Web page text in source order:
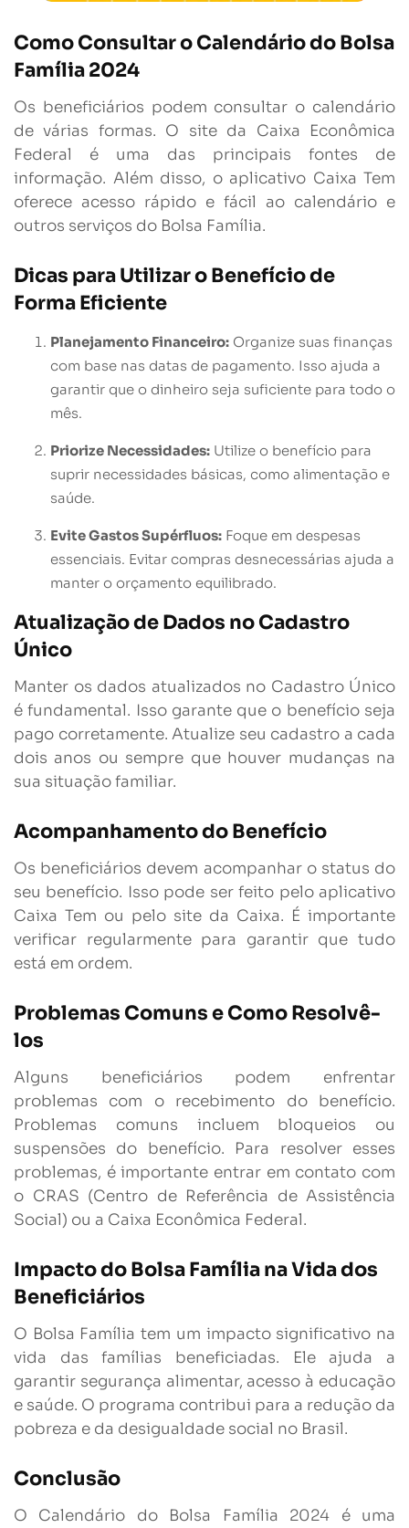
Como Consultar o Calendário do Bolsa
Família 2024
Os beneficiários podem consultar o calendário
de várias formas. O site da Caixa Econômica
Federal é uma das principais fontes de
informação. Além disso, o aplicativo Caixa Tem
oferece acesso rápido e fácil ao calendário e
outros serviços do Bolsa Família.
Dicas para Utilizar o Benefício de
Forma Eficiente
Planejamento Financeiro: Organize suas finanças
com base nas datas de pagamento. Isso ajuda a
garantir que o dinheiro seja suficiente para todo o
mês.
Priorize Necessidades: Utilize o benefício para
suprir necessidades básicas, como alimentação e
saúde.
Evite Gastos Supérfluos: Foque em despesas
essenciais. Evitar compras desnecessárias ajuda a
manter o orçamento equilibrado.
Atualização de Dados no Cadastro
Único
Manter os dados atualizados no Cadastro Único
é fundamental. Isso garante que o benefício seja
pago corretamente. Atualize seu cadastro a cada
dois anos ou sempre que houver mudanças na
sua situação familiar.
Acompanhamento do Benefício
Os beneficiários devem acompanhar o status do
seu benefício. Isso pode ser feito pelo aplicativo
Caixa Tem ou pelo site da Caixa. É importante
verificar regularmente para garantir que tudo
está em ordem.
Problemas Comuns e Como Resolvê-
los
Alguns beneficiários podem enfrentar
problemas com o recebimento do benefício.
Problemas comuns incluem bloqueios ou
suspensões do benefício. Para resolver esses
problemas, é importante entrar em contato com
o CRAS (Centro de Referência de Assistência
Social) ou a Caixa Econômica Federal.
Impacto do Bolsa Família na Vida dos
Beneficiários
O Bolsa Família tem um impacto significativo na
vida das famílias beneficiadas. Ele ajuda a
garantir segurança alimentar, acesso à educação
e saúde. O programa contribui para a redução da
pobreza e da desigualdade social no Brasil.
Conclusão
O Calendário do Bolsa Família 2024 é uma